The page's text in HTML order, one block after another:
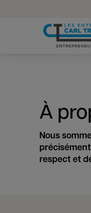
À
Nous
respect et